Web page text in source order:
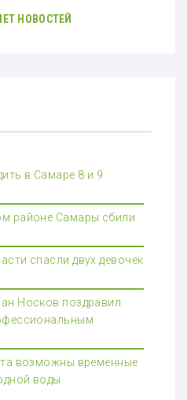
НОВОСТЕЙ
в Самаре 8 и 9
районе Самары сбили
спасли двух девочек
Носков поздравил
возможны временные
воды